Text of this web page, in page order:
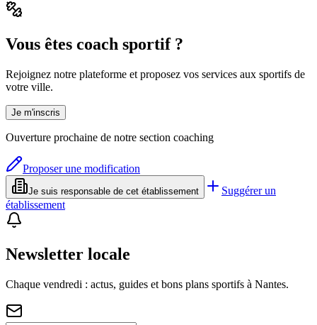
Vous êtes coach sportif ?
Rejoignez notre plateforme et proposez vos services aux sportifs de
votre ville.
Je m'inscris
Ouverture prochaine de notre section coaching
Proposer une modification
Je suis responsable de cet établissement
Suggérer un
établissement
Newsletter locale
Chaque vendredi : actus, guides et bons plans sportifs à Nantes.